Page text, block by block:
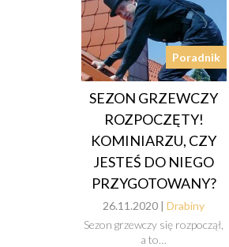
Poradnik
SEZON GRZEWCZY
ROZPOCZĘTY!
KOMINIARZU, CZY
JESTEŚ DO NIEGO
PRZYGOTOWANY?
26.11.2020 |Drabiny
Sezon grzewczy się rozpoczął,
a to…